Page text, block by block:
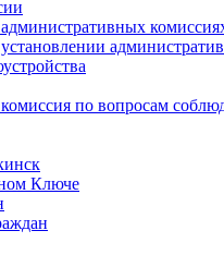
по вопросам
Ключе